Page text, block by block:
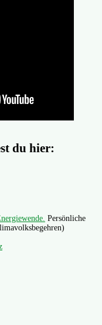
du hier:
Persönliche